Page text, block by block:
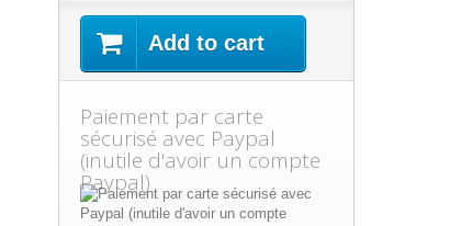
Add to cart
Paiement par carte
sécurisé avec Paypal
(inutile d'avoir un compte
Paypal)